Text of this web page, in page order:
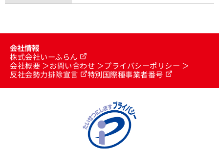
会社情報
株式会社いーふらん
会社概要
お問い合わせ
プライバシーポリシー
反社会勢力排除宣言
特別国際種事業者番号